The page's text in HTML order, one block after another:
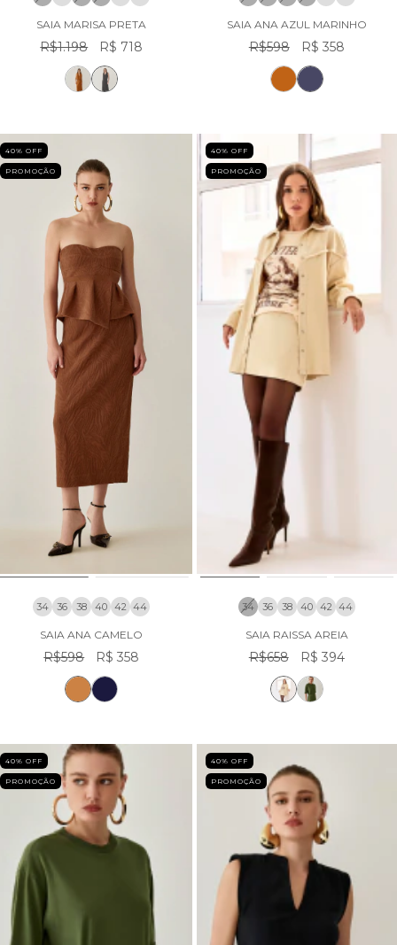
SAIA MARISA PRETA
R$1.198 R$ 718
SAIA ANA AZUL MARINHO
R$598 R$ 358
40% OFF
PROMOÇÃO
34 36 38 40 42 44
SAIA ANA CAMELO
R$598 R$ 358
40% OFF
PROMOÇÃO
34 36 38 40 42 44
SAIA RAISSA AREIA
R$658 R$ 394
40% OFF
PROMOÇÃO
40% OFF
PROMOÇÃO